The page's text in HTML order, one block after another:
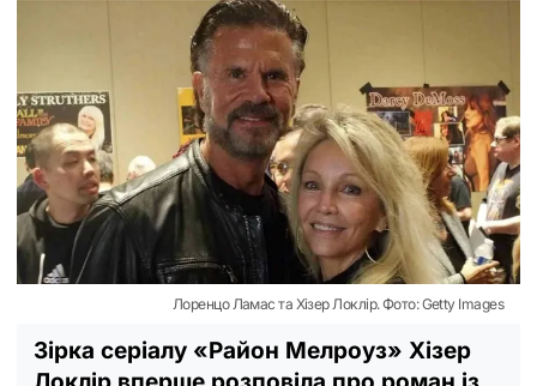
Лоренцо Ламас та Хізер Локлір. Фото: Getty Images
Зірка серіалу «Район Мелроуз» Хізер